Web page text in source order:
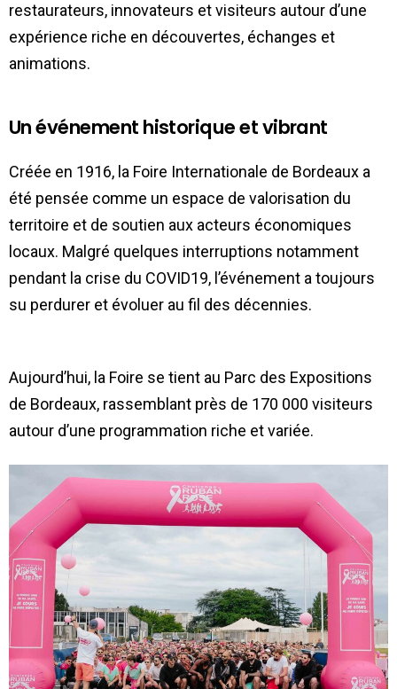
restaurateurs, innovateurs et visiteurs autour d’une
expérience riche en découvertes, échanges et
animations.
Un événement historique et vibrant
Créée en 1916, la Foire Internationale de Bordeaux a
été pensée comme un espace de valorisation du
territoire et de soutien aux acteurs économiques
locaux. Malgré quelques interruptions notamment
pendant la crise du COVID19, l’événement a toujours
su perdurer et évoluer au fil des décennies.
Aujourd’hui, la Foire se tient au Parc des Expositions
de Bordeaux, rassemblant près de 170 000 visiteurs
autour d’une programmation riche et variée.